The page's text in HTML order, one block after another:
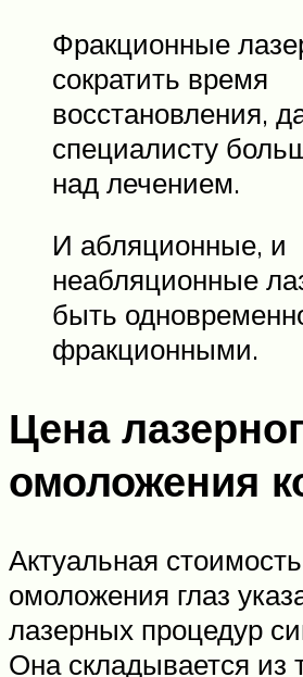
Фракционные
сократить время
восстановления,
специалисту
над лечением.
И абляционные, и
неабляционные
быть
фракционными.
Цена
омоложения
Актуальная
омоложения глаз
лазерных процедур
Она складывается из